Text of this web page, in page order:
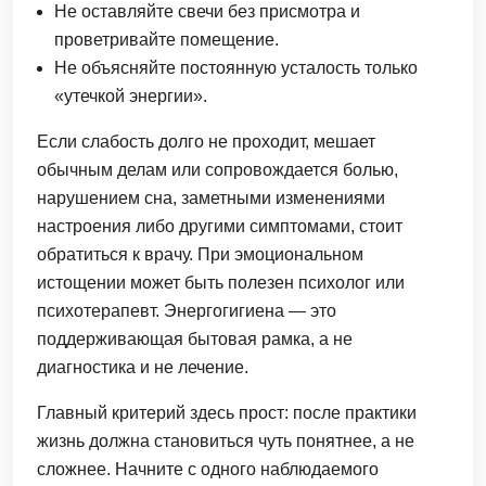
Не оставляйте свечи без присмотра и
проветривайте помещение.
Не объясняйте постоянную усталость только
«утечкой энергии».
Если слабость долго не проходит, мешает
обычным делам или сопровождается болью,
нарушением сна, заметными изменениями
настроения либо другими симптомами, стоит
обратиться к врачу. При эмоциональном
истощении может быть полезен психолог или
психотерапевт. Энергогигиена — это
поддерживающая бытовая рамка, а не
диагностика и не лечение.
Главный критерий здесь прост: после практики
жизнь должна становиться чуть понятнее, а не
сложнее. Начните с одного наблюдаемого